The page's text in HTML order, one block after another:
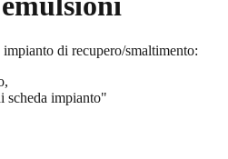
di recupero/smaltimento:
scheda impianto"